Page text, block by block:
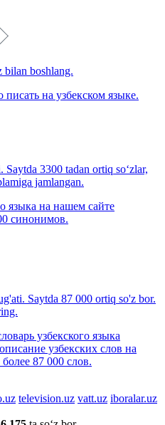
bilan boshlang.
на узбекском языке.
3300 tadan ortiq so‘zlar,
jamlangan.
языка на нашем сайте
синонимов.
Saytda 87 000 ortiq so'z bor.
узбекского языка
узбекских слов на
87 000 слов.
television.uz vatt.uz iboralar.uz